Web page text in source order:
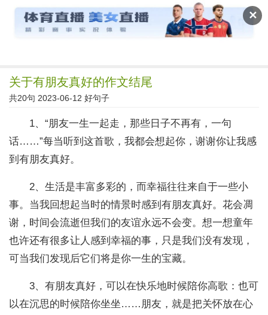
✕
读文斋
关于有朋友真好的作文结尾
共20句 2023-06-12 好句子
1、“朋友一生一起走，那些日子不再有，一句
话……”每当听到这首歌，我都会想起你，谢谢你让我感
到有朋友真好。
2、生活是丰富多彩的，而幸福往往来自于一些小
事。当我回想起当时的情景时感到有朋友真好。花会凋
谢，时间会流逝但我们的友谊永远不会变。想一想童年
也许还有很多让人感到幸福的事，只是我们没有发现，
可当我们发现后它们将是你一生的宝藏。
3、有朋友真好，可以在快乐地时候陪你高歌：也可
以在沉思的时候陪你坐坐……朋友，就是把关怀放在心